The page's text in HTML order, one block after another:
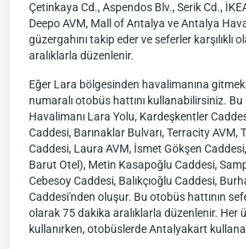
Çetinkaya Cd., Aspendos Blv., Serik Cd.,
Deepo AVM, Mall of Antalya ve Antalya
güzergahını takip eder ve seferler karşılıklı
aralıklarla düzenlenir.
Eğer Lara bölgesinden havalimanına
numaralı otobüs hattını kullanabilirsiniz. Bu
Havalimanı Lara Yolu, Kardeşkentler
Caddesi, Barınaklar Bulvarı, Terracity AVM,
Caddesi, Laura AVM, İsmet Gökşen
Barut Otel), Metin Kasapoğlu Caddesi,
Cebesoy Caddesi, Balıkçıoğlu Caddesi,
Caddesi'nden oluşur. Bu otobüs hattının
olarak 75 dakika aralıklarla düzenlenir. Her
kullanırken, otobüslerde Antalyakart